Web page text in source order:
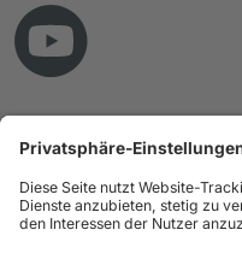
Impressum
Datenschutz